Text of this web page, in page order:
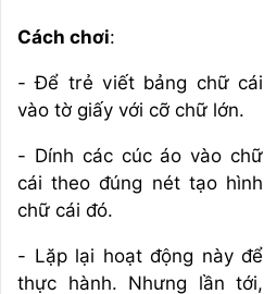
Cách chơi:
- Để trẻ viết bảng chữ cái
vào tờ giấy với cỡ chữ lớn.
- Dính các cúc áo vào chữ
cái theo đúng nét tạo hình
chữ cái đó.
- Lặp lại hoạt động này để
thực hành. Nhưng lần tới,